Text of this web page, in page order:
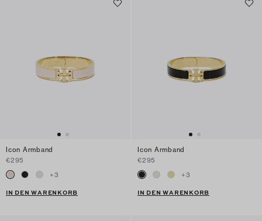
Icon Armband
€295
+3
IN DEN WARENKORB
Icon Armband
€295
+3
IN DEN WARENKORB